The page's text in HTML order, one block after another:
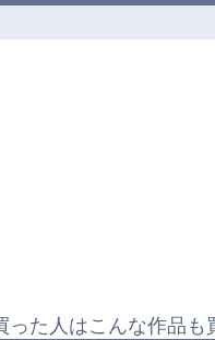
った人はこんな作品も